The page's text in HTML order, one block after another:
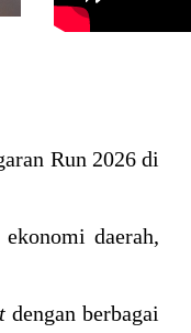
Run 2026 di
daerah,
dengan berbagai